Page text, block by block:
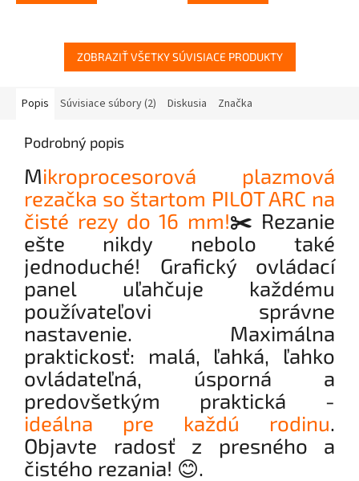
ZOBRAZIŤ VŠETKY SÚVISIACE PRODUKTY
Popis Súvisiace súbory (2) Diskusia Značka
Podrobný popis
Mikroprocesorová plazmová
rezačka so štartom PILOT ARC na
čisté rezy do 16 mm!✂️ Rezanie
ešte nikdy nebolo také
jednoduché! Grafický ovládací
panel uľahčuje každému
používateľovi správne
nastavenie. Maximálna
praktickosť: malá, ľahká, ľahko
ovládateľná, úsporná a
predovšetkým praktická -
ideálna pre každú rodinu.
Objavte radosť z presného a
čistého rezania! 😊.